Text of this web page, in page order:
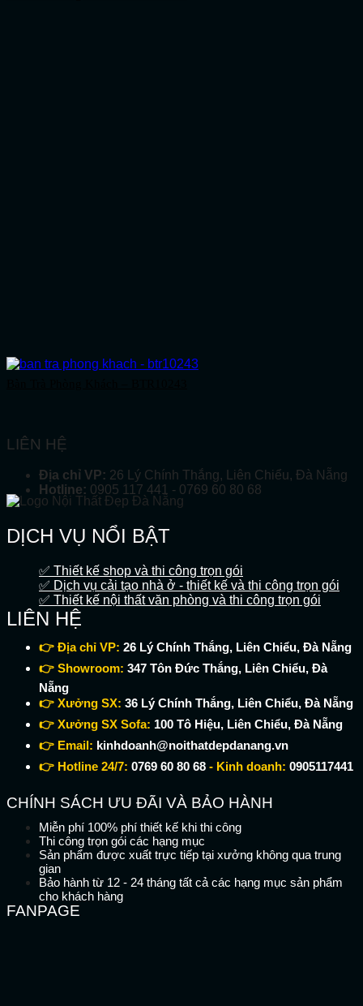
LIÊN HỆ
Địa chỉ VP: 26 Lý Chính Thắng, Liên Chiểu, Đà Nẵng
Hotline: 0905 117 441 - 0769 60 80 68
DỊCH VỤ NỔI BẬT
✅ Thiết kế shop và thi công trọn gói
✅ Dịch vụ cải tạo nhà ở - thiết kế và thi công trọn gói
✅ Thiết kế nội thất văn phòng và thi công trọn gói
LIÊN HỆ
👉 Địa chỉ VP: 26 Lý Chính Thắng, Liên Chiểu, Đà Nẵng
👉 Showroom: 347 Tôn Đức Thắng, Liên Chiểu, Đà
Nẵng
👉 Xưởng SX: 36 Lý Chính Thắng, Liên Chiểu, Đà Nẵng
👉 Xưởng SX Sofa: 100 Tô Hiệu, Liên Chiểu, Đà Nẵng
👉 Email: kinhdoanh@noithatdepdanang.vn
👉 Hotline 24/7: 0769 60 80 68 - Kinh doanh: 0905117441
CHÍNH SÁCH ƯU ĐÃI VÀ BẢO HÀNH
Miễn phí 100% phí thiết kế khi thi công
Thi công trọn gói các hạng mục
Sản phẩm được xuất trực tiếp tại xưởng không qua trung
gian
Bảo hành từ 12 - 24 tháng tất cả các hạng mục sản phẩm
cho khách hàng
FANPAGE